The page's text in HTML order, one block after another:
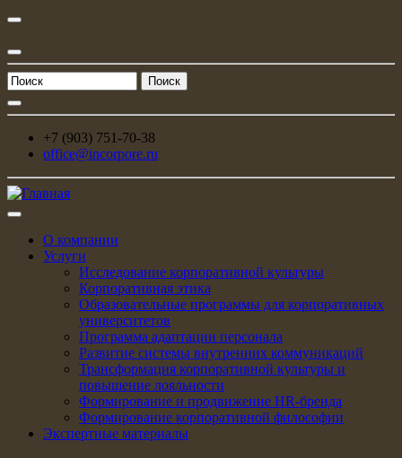
Форма поиска
Поиск
+7 (903) 751-70-38
office@incorpore.ru
О компании
Услуги
Исследование корпоративной культуры
Корпоративная этика
Образовательные программы для корпоративных
университетов
Программа адаптации персонала
Развитие системы внутренних коммуникаций
Трансформация корпоративной культуры и
повышение лояльности
Формирование и продвижение HR-бренда
Формирование корпоративной философии
Экспертные материалы